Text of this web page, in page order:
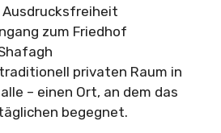
zum Friedhof
privaten Raum in
– einen Ort, an dem das
begegnet.